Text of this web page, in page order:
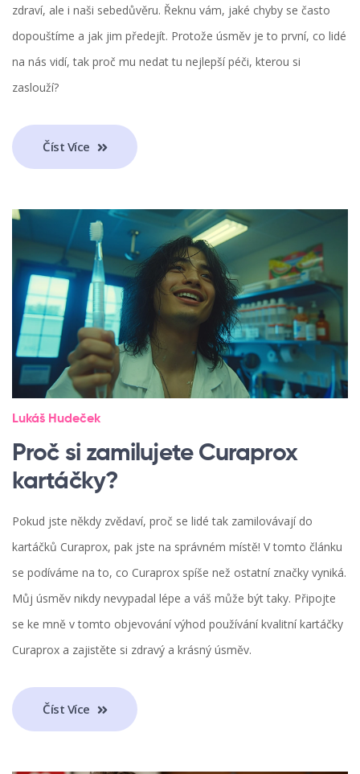
zdraví, ale i naši sebedůvěru. Řeknu vám, jaké chyby se často
dopouštíme a jak jim předejít. Protože úsměv je to první, co lidé
na nás vidí, tak proč mu nedat tu nejlepší péči, kterou si
zaslouží?
Číst Více
Lukáš Hudeček
Proč si zamilujete Curaprox
kartáčky?
Pokud jste někdy zvědaví, proč se lidé tak zamilovávají do
kartáčků Curaprox, pak jste na správném místě! V tomto článku
se podíváme na to, co Curaprox spíše než ostatní značky vyniká.
Můj úsměv nikdy nevypadal lépe a váš může být taky. Připojte
se ke mně v tomto objevování výhod používání kvalitní kartáčky
Curaprox a zajistěte si zdravý a krásný úsměv.
Číst Více